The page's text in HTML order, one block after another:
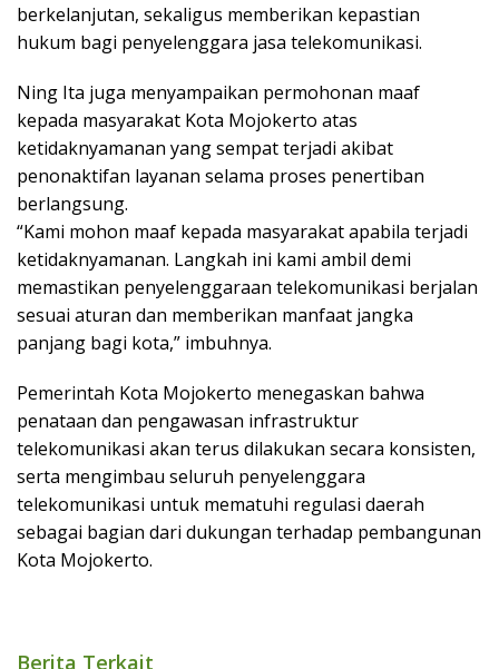
berkelanjutan, sekaligus memberikan kepastian
hukum bagi penyelenggara jasa telekomunikasi.
Ning Ita juga menyampaikan permohonan maaf
kepada masyarakat Kota Mojokerto atas
ketidaknyamanan yang sempat terjadi akibat
penonaktifan layanan selama proses penertiban
berlangsung.
“Kami mohon maaf kepada masyarakat apabila terjadi
ketidaknyamanan. Langkah ini kami ambil demi
memastikan penyelenggaraan telekomunikasi berjalan
sesuai aturan dan memberikan manfaat jangka
panjang bagi kota,” imbuhnya.
Pemerintah Kota Mojokerto menegaskan bahwa
penataan dan pengawasan infrastruktur
telekomunikasi akan terus dilakukan secara konsisten,
serta mengimbau seluruh penyelenggara
telekomunikasi untuk mematuhi regulasi daerah
sebagai bagian dari dukungan terhadap pembangunan
Kota Mojokerto.
Berita Terkait